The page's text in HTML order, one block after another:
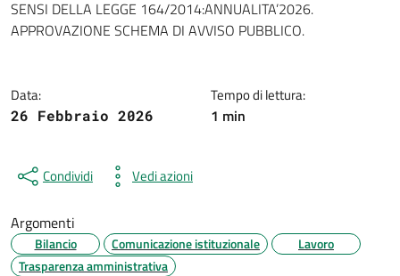
SENSI DELLA LEGGE 164/2014:ANNUALITA’2026.
APPROVAZIONE SCHEMA DI AVVISO PUBBLICO.
Data:
26 Febbraio 2026
Tempo di lettura:
1 min
Condividi Vedi azioni
Argomenti
Bilancio Comunicazione istituzionale
Lavoro
Trasparenza amministrativa